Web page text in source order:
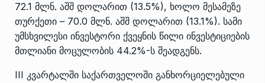
72.1 მლნ. აშშ დოლარით (13.5%), ხოლო მესამეზე
თურქეთი – 70.0 მლნ. აშშ დოლარით (13.1%). სამი
უმსხვილესი ინვესტორი ქვეყნის წილი ინვესტიციების
მთლიანი მოცულობის 44.2%-ს შეადგენს.
III კვარტალში საქართველოში განხორციელებული